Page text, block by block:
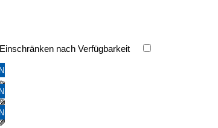
Einschränken nach Verfügbarkeit